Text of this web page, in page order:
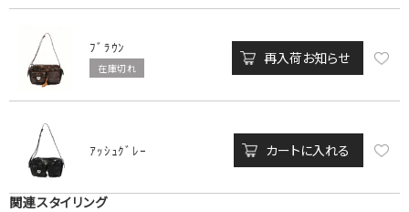
ﾌﾞﾗｳﾝ
在庫切れ
再入荷お知らせ
ｱｯｼｭｸﾞﾚｰ カートに入れる
関連スタイリング